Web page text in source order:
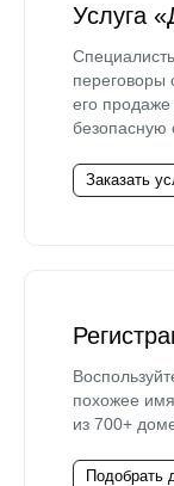
Услуга
переговоры
его
безопасную
Заказать
похожее
из 700+
Подобрать